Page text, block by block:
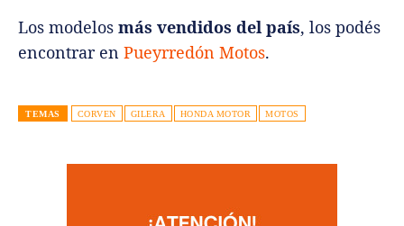
Los modelos más vendidos del país, los podés
encontrar en Pueyrredón Motos.
TEMAS CORVEN GILERA HONDA MOTOR MOTOS